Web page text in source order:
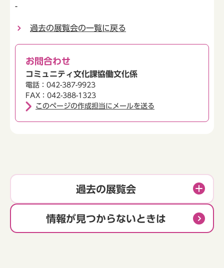
-
過去の展覧会の一覧に戻る
お問合わせ
コミュニティ文化課協働文化係
電話：042-387-9923
FAX：042-388-1323
このページの作成担当にメールを送る
過去の展覧会
情報が見つからないときは